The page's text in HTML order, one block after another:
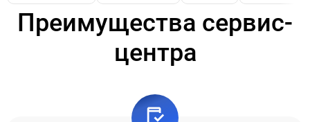
Преимущества сервис-
центра